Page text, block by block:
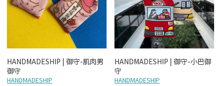
HANDMADESHIP | 御守-肌肉男
御守
HANDMADESHIP
HANDMADESHIP | 御守-小巴御
守
HANDMADESHIP